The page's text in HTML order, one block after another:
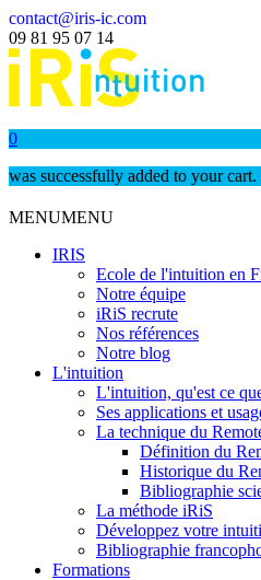
contact@iris-ic.com
09 81 95 07 14
0
was successfully added to your cart.
MENUMENU
IRIS
Ecole de l'intuition en
Notre équipe
iRiS recrute
Nos références
Notre blog
L'intuition
L'intuition, qu'est ce
Ses applications et
La technique du
Définition du
Historique du
Bibliographie
La méthode iRiS
Développez votre
Bibliographie
Formations